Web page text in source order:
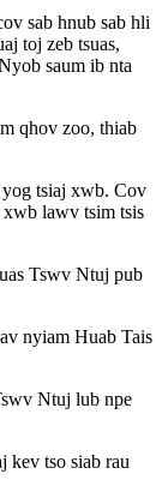
sab hnub sab hli
toj zeb tsuas,
saum ib nta
qhov zoo, thiab
tsiaj xwb. Cov
xwb lawv tsim tsis
Tswv Ntuj pub
nyiam Huab Tais
Ntuj lub npe
kev tso siab rau